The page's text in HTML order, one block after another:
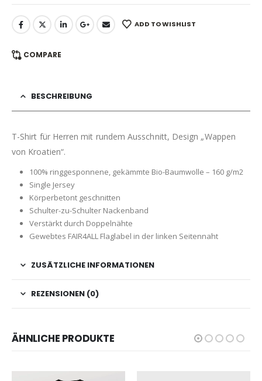
ADD TO WISHLIST
COMPARE
BESCHREIBUNG
T-Shirt für Herren mit rundem Ausschnitt, Design „Wappen
von Kroatien“.
100% ringgesponnene, gekämmte Bio-Baumwolle – 160 g/m2
Single Jersey
Körperbetont geschnitten
Schulter-zu-Schulter Nackenband
Verstärkt durch Doppelnähte
Gewebtes FAIR4ALL Flaglabel in der linken Seitennaht
ZUSÄTZLICHE INFORMATIONEN
REZENSIONEN (0)
ÄHNLICHE PRODUKTE